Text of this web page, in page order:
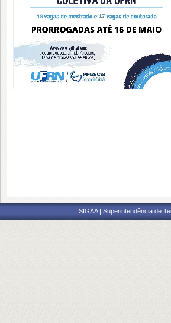
SIGAA | Superintendência de